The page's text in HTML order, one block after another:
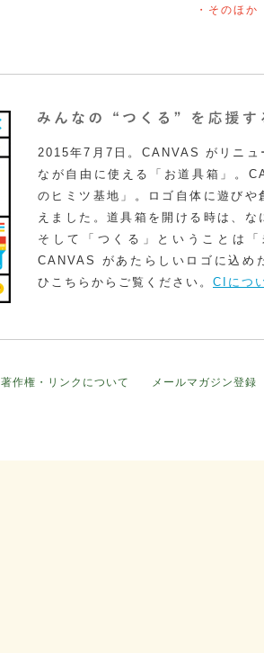
・そのほか
2015年7月7日。CANVAS がリニュ
なが自由に使える「お道具箱」。
のヒミツ基地」。ロゴ自体に遊び
えました。道具箱を開ける時は、
そして「つくる」ということは
CANVAS があたらしいロゴに込め
ひこちらからご覧ください。 CIにつ
著作権・リンクについて メールマガジン登録